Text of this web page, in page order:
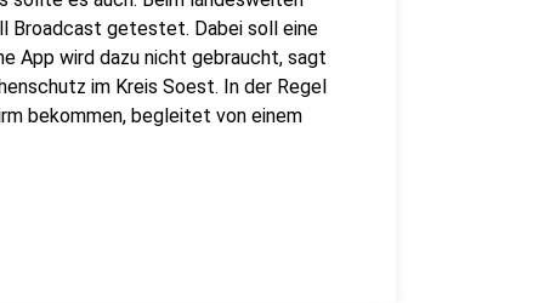
Broadcast getestet. Dabei soll eine
App wird dazu nicht gebraucht, sagt
im Kreis Soest. In der Regel
bekommen, begleitet von einem